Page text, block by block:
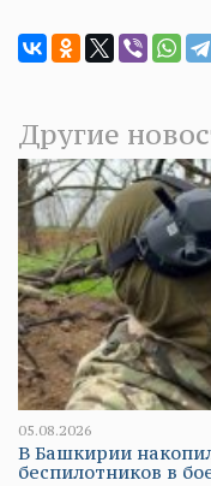
Другие
05.08.2026
В Башкирии
беспилотников в